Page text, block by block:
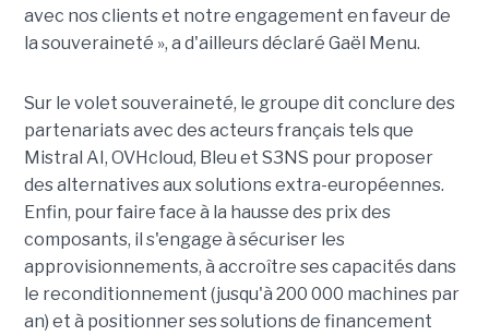
avec nos clients et notre engagement en faveur de
la souveraineté », a d'ailleurs déclaré Gaël Menu.
Sur le volet souveraineté, le groupe dit conclure des
partenariats avec des acteurs français tels que
Mistral AI, OVHcloud, Bleu et S3NS pour proposer
des alternatives aux solutions extra-européennes.
Enfin, pour faire face à la hausse des prix des
composants, il s'engage à sécuriser les
approvisionnements, à accroître ses capacités dans
le reconditionnement (jusqu'à 200 000 machines par
an) et à positionner ses solutions de financement